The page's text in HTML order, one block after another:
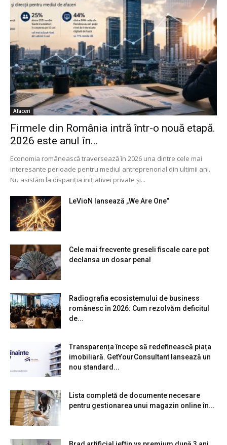
Afaceri
Firmele din România intră într-o nouă etapă.
2026 este anul în...
Economia românească traversează în 2026 una dintre cele mai
interesante perioade pentru mediul antreprenorial din ultimii ani.
Nu asistăm la dispariția inițiativei private și...
LeVioN lansează „We Are One”
Cele mai frecvente greseli fiscale care pot
declansa un dosar penal
Radiografia ecosistemului de business
românesc în 2026: Cum rezolvăm deficitul
de...
Transparența începe să redefinească piața
imobiliară. GetYourConsultant lansează un
nou standard...
Lista completă de documente necesare
pentru gestionarea unui magazin online în...